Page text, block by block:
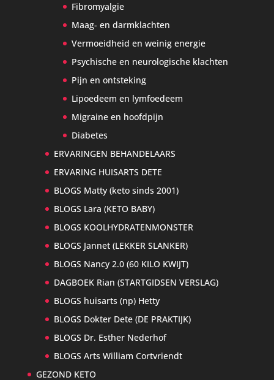
Fibromyalgie
Maag- en darmklachten
Vermoeidheid en weinig energie
Psychische en neurologische klachten
Pijn en ontsteking
Lipoedeem en lymfoedeem
Migraine en hoofdpijn
Diabetes
ERVARINGEN BEHANDELAARS
ERVARING HUISARTS DETE
BLOGS Matty (keto sinds 2001)
BLOGS Lara (KETO BABY)
BLOGS KOOLHYDRATENMONSTER
BLOGS Jannet (LEKKER SLANKER)
BLOGS Nancy 2.0 (60 KILO KWIJT)
DAGBOEK Rian (STARTGIDSEN VERSLAG)
BLOGS huisarts (np) Hetty
BLOGS Dokter Dete (DE PRAKTIJK)
BLOGS Dr. Esther Nederhof
BLOGS Arts William Cortvriendt
GEZOND KETO